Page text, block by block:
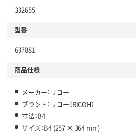
332655
型番
637881
商品仕様
メーカー：リコー
ブランド：リコー（RICOH）
寸法：B4
サイズ：B4 (257 × 364 mm)